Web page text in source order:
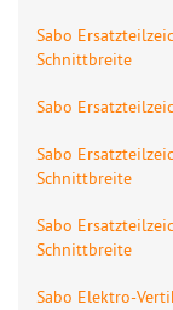
Sabo
Schnittbreite
Sabo
Sabo
Schnittbreite
Sabo
Schnittbreite
Sabo Elektro-